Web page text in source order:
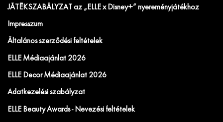
JÁTÉKSZABÁLYZAT az „ELLE x Disney+” nyereményjátékhoz
Impresszum
Általános szerződési feltételek
ELLE Médiaajánlat 2026
ELLE Decor Médiaajánlat 2026
Adatkezelési szabályzat
ELLE Beauty Awards - Nevezési feltételek